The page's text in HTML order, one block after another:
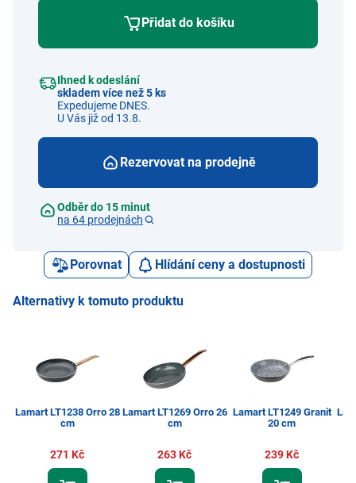
Přidat do košíku
Ihned k odeslání
skladem více než 5 ks
Expedujeme DNES.
U Vás již od 13.8.
Rezervovat na prodejně
Odběr do 15 minut
na 64 prodejnách
Porovnat Hlídání ceny a dostupnosti
Alternativy k tomuto produktu
Lamart LT1238 Orro 28
cm
271 Kč
Lamart LT1269 Orro 26
cm
263 Kč
Lamart LT1249 Granit
20 cm
239 Kč